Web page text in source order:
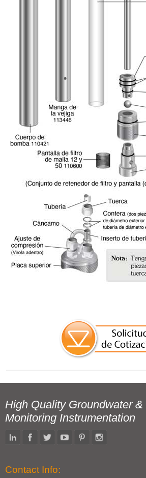
High Quality Groundwater
Monitoring Instrumentation
Contact Info: